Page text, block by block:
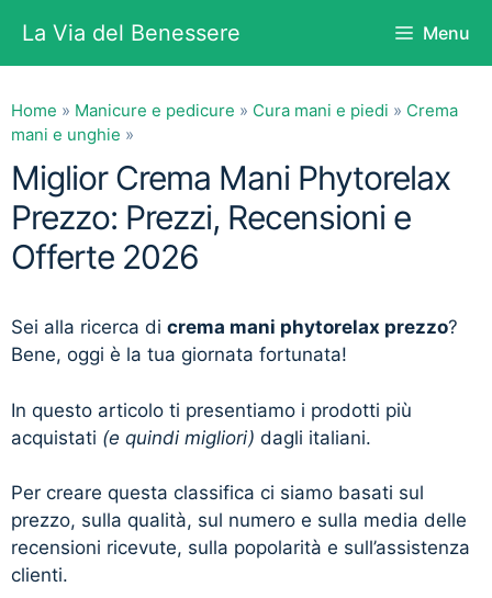
contenuto
La Via del Benessere Menu
Home » Manicure e pedicure » Cura mani e piedi » Crema
mani e unghie »
Miglior Crema Mani Phytorelax
Prezzo: Prezzi, Recensioni e
Offerte 2026
Sei alla ricerca di crema mani phytorelax prezzo?
Bene, oggi è la tua giornata fortunata!
In questo articolo ti presentiamo i prodotti più
acquistati (e quindi migliori) dagli italiani.
Per creare questa classifica ci siamo basati sul
prezzo, sulla qualità, sul numero e sulla media delle
recensioni ricevute, sulla popolarità e sull’assistenza
clienti.